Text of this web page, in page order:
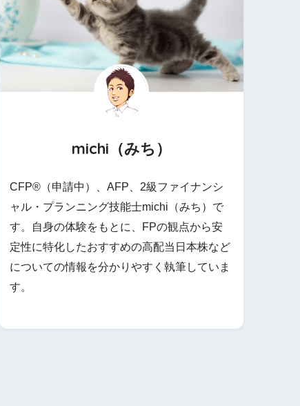
michi（みち）
CFP®（申請中）、AFP、2級ファイナンシ
ャル・プランニング技能士michi（みち）で
す。自身の体験をもとに、FPの観点から安
定性に特化したおすすめの高配当日本株など
についての情報を分かりやすく執筆していま
す。